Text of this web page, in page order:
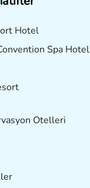
Hotel
Spa Hotel
Otelleri